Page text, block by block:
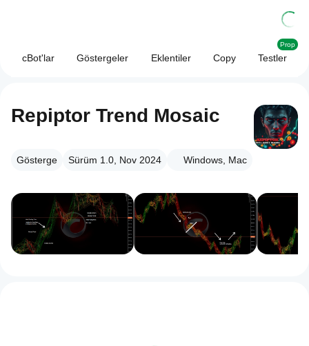
cBot'lar Göstergeler Eklentiler Copy Testler
Prop
Repiptor Trend Mosaic
Gösterge Sürüm 1.0, Nov 2024 Windows, Mac